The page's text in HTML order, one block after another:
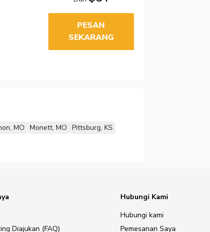
PESAN
SEKARANG
MO Monett, MO Pittsburg, KS
Diajukan (FAQ)
Hubungi Kami
Hubungi kami
Pemesanan Saya